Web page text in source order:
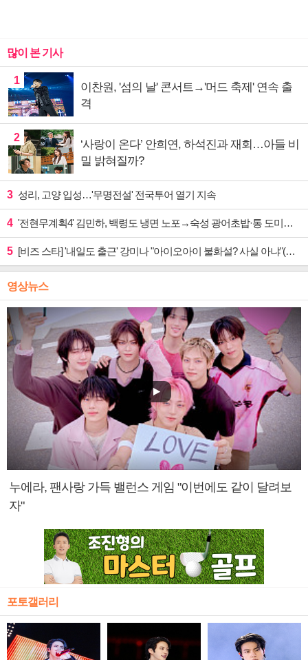
많이 본 기사
1
이찬원, '섬의 날' 콘서트→'머드 축제' 연속 출
격
2
‘사랑이 온다’ 안희연, 하석진과 재회…아들 비
밀 밝혀질까?
3 성리, 고양 입성…'무명전설' 전국투어 열기 지속
4 '전현무계획4' 김민하, 백령도 냉면 노포→숙성 광어초밥·통 도미찜 맛집 탐방
5 [비즈 스타] '내일도 출근' 강미나 "아이오아이 불화설? 사실 아냐"(인터뷰)
영상뉴스
누에라, 팬사랑 가득 밸런스 게임 "이번에도 같이 달려보
자"
포토갤러리